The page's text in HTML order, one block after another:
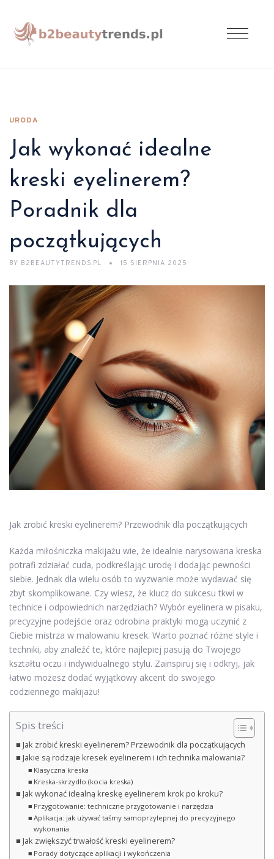
URODA
Jak wykonać idealne
kreski eyelinerem?
Poradnik dla
początkujących
BY B2BEAUTYTRENDS.PL 15 SIERPNIA 2025
Jak zrobić kreski eyelinerem? Przewodnik dla początkujących
Każda miłośniczka makijażu wie, że idealnie narysowana kreska
potrafi zdziałać cuda, podkreślając urodę i dodając pewności
siebie. Jednak dla wielu osób to wyzwanie może wydawać się
zbyt skomplikowane. Czy wiesz, że klucz do sukcesu tkwi w
technice i odpowiednich narzędziach? Wybór eyelinera w pisaku,
precyzyjne podejście oraz odrobina praktyki mogą uczynić z
Ciebie mistrza w malowaniu kresek. Warto poznać różne style i
techniki, aby znaleźć te, które najlepiej pasują do Twojego
kształtu oczu i indywidualnego stylu. Zainspiruj się i odkryj, jak
łatwo możesz dodać wyjątkowy akcent do swojego
codziennego makijażu!
Spis treści
Jak zrobić kreski eyelinerem? Przewodnik dla początkujących
Jakie są rodzaje kresek eyelinerem i ich technika malowania?
Klasyczna kreska
Kreska-skrzydło (kocia kreska)
Jak wykonać idealną kreskę eyelinerem krok po kroku?
Przygotowanie: techniczne przygotowanie i narzędzia
Aplikacja: jak używać taśmy samoprzylepnej do precyzyjnego
wykonania
Jak zwiększyć trwałość kreski eyelinerem?
Porady dotyczące aplikacji i wykończenia